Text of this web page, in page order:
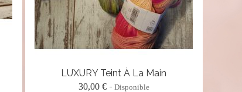
LUXURY Teint À La Main
30,00 € Disponible